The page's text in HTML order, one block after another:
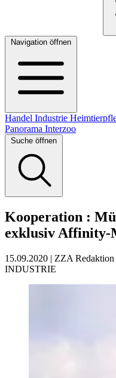
Navigation öffnen
Handel Industrie
Panorama Interzoo
Suche öffnen
Kooperation :
exklusiv Affinity-
15.09.2020 | ZZA Redaktion
INDUSTRIE